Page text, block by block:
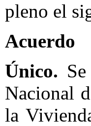
pleno el
Acuerdo
Único.
Nacional
la